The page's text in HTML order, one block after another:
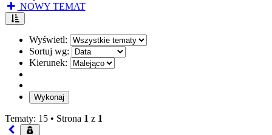
NOWY TEMAT
Wyświetl:
Sortuj wg:
Kierunek:
Tematy: 15 • Strona 1 z 1